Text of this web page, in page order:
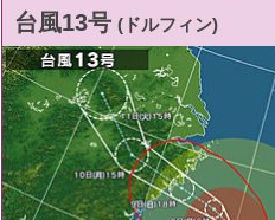
台風13号 (ドルフィン)